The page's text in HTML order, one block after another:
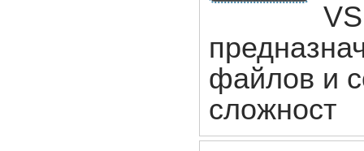
файлов и
сложност